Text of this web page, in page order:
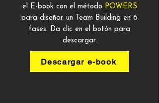
el E-book con el método POWERS
para diseñar un Team Building en 6
fases. Da clic en el botón para
descargar.
Descargar e-book